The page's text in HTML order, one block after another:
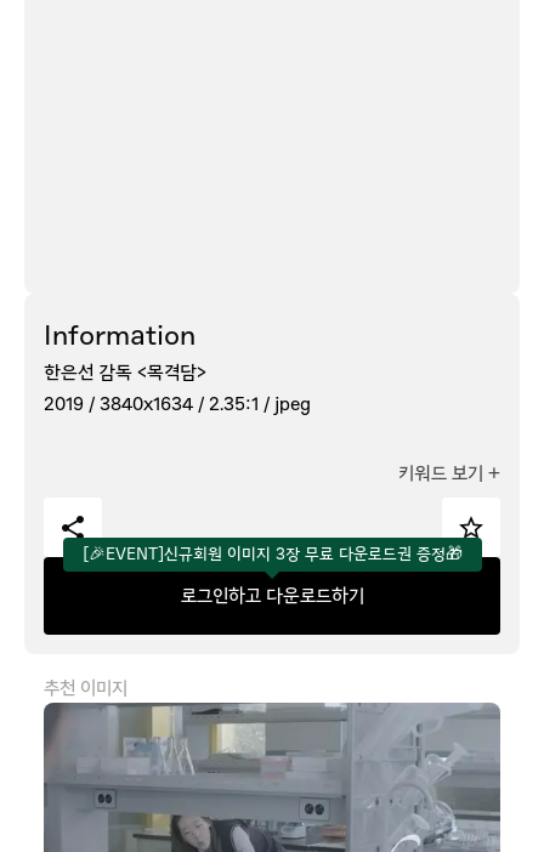
Information
한은선 감독 <목격담>
2019 / 3840x1634 / 2.35:1 / jpeg
키워드 보기 +
[🎉EVENT]신규회원 이미지 3장 무료 다운로드권 증정🎁
로그인하고 다운로드하기
추천 이미지